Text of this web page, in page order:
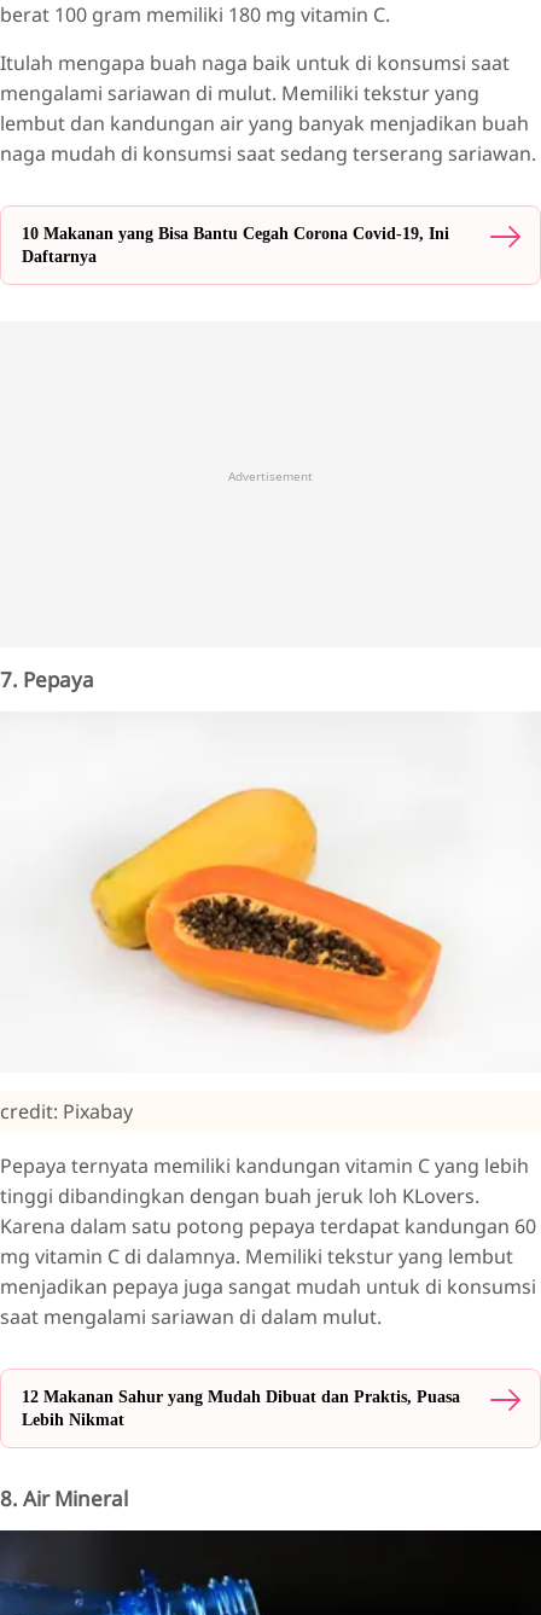
berat 100 gram memiliki 180 mg vitamin C.
Itulah mengapa buah naga baik untuk di konsumsi saat
mengalami sariawan di mulut. Memiliki tekstur yang
lembut dan kandungan air yang banyak menjadikan buah
naga mudah di konsumsi saat sedang terserang sariawan.
10 Makanan yang Bisa Bantu Cegah Corona Covid-19, Ini
Daftarnya
Advertisement
7. Pepaya
credit: Pixabay
Pepaya ternyata memiliki kandungan vitamin C yang lebih
tinggi dibandingkan dengan buah jeruk loh KLovers.
Karena dalam satu potong pepaya terdapat kandungan 60
mg vitamin C di dalamnya. Memiliki tekstur yang lembut
menjadikan pepaya juga sangat mudah untuk di konsumsi
saat mengalami sariawan di dalam mulut.
12 Makanan Sahur yang Mudah Dibuat dan Praktis, Puasa
Lebih Nikmat
8. Air Mineral